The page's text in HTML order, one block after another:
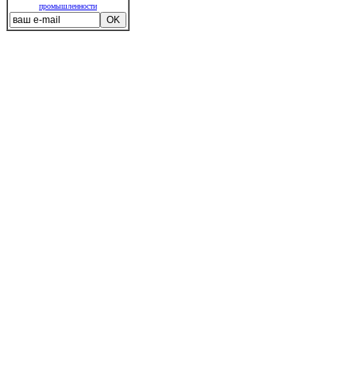
промышленности